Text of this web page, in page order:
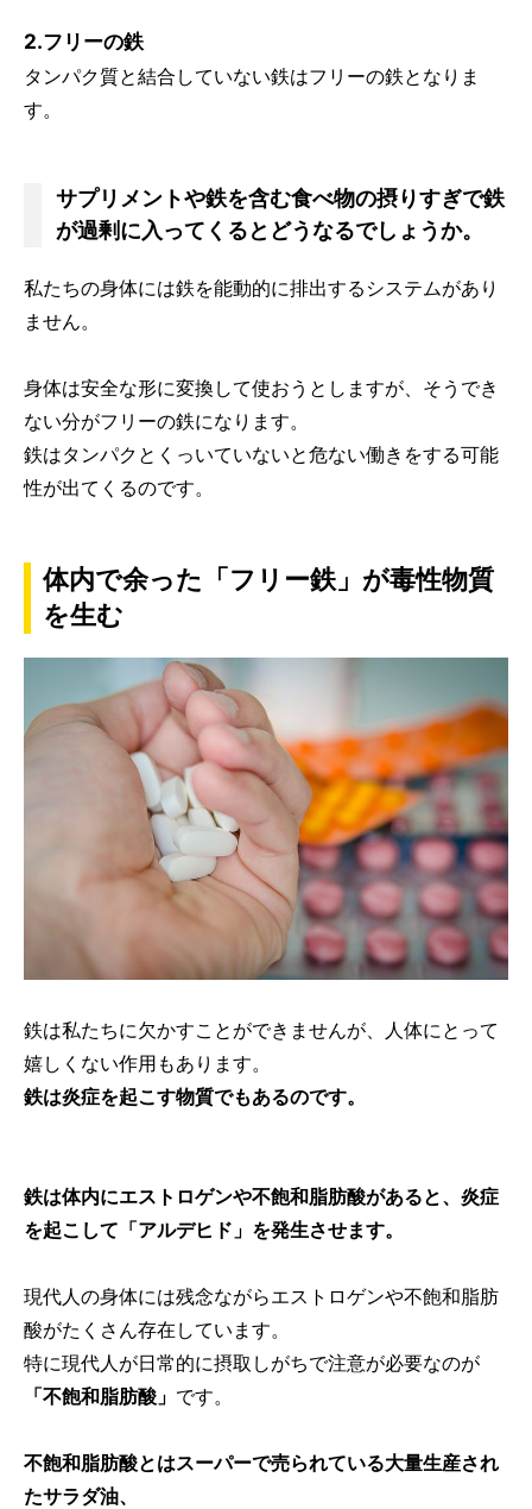
2.フリーの鉄
タンパク質と結合していない鉄はフリーの鉄となりま
す。
サプリメントや鉄を含む食べ物の摂りすぎで鉄
が過剰に入ってくるとどうなるでしょうか。
私たちの身体には鉄を能動的に排出するシステムがあり
ません。
身体は安全な形に変換して使おうとしますが、そうでき
ない分がフリーの鉄になります。
鉄はタンパクとくっいていないと危ない働きをする可能
性が出てくるのです。
体内で余った「フリー鉄」が毒性物質
を生む
鉄は私たちに欠かすことができませんが、人体にとって
嬉しくない作用もあります。
鉄は炎症を起こす物質でもあるのです。
鉄は体内にエストロゲンや不飽和脂肪酸があると、炎症
を起こして「アルデヒド」を発生させます。
現代人の身体には残念ながらエストロゲンや不飽和脂肪
酸がたくさん存在しています。
特に現代人が日常的に摂取しがちで注意が必要なのが
「不飽和脂肪酸」 です。
不飽和脂肪酸とはスーパーで売られている大量生産され
たサラダ油、